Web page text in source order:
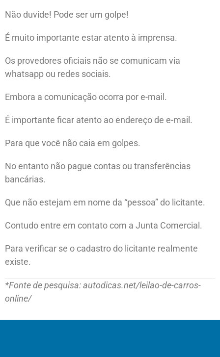
Não duvide! Pode ser um golpe!
É muito importante estar atento à imprensa.
Os provedores oficiais não se comunicam via
whatsapp ou redes sociais.
Embora a comunicação ocorra por e-mail.
É importante ficar atento ao endereço de e-mail.
Para que você não caia em golpes.
No entanto não pague contas ou transferências
bancárias.
Que não estejam em nome da “pessoa” do licitante.
Contudo entre em contato com a Junta Comercial.
Para verificar se o cadastro do licitante realmente
existe.
*Fonte de pesquisa: autodicas.net/leilao-de-carros-
online/